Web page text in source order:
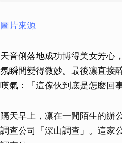
圖片來源
天音俐落地成功博得美女芳心
氛瞬間變得微妙。最後凛直接
嘆氣：「這傢伙到底是怎麼回
隔天早上，凛在一間陌生的辦
調查公司「深山調查」。這家